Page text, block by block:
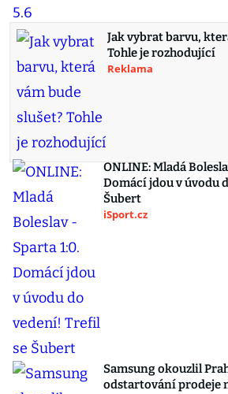
Jak vybrat barvu,
Tohle je rozhodující
Reklama
ONLINE: Mladá
Domácí jdou v úvodu
Šubert
iSport.cz
Samsung okouzlil
odstartování prodeje